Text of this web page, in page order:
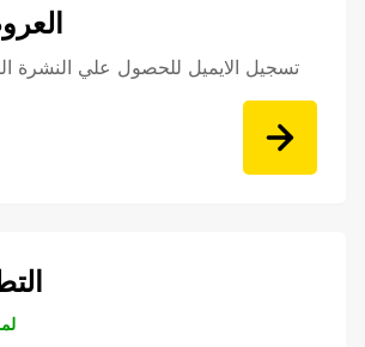
تسجيل الايميل للحصول علي النشرة